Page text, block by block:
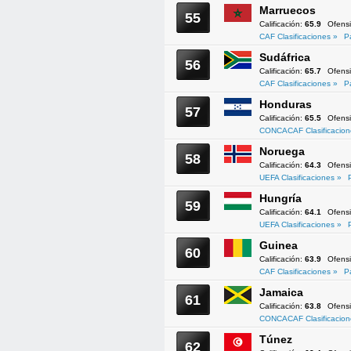
55 Marruecos
Calificación: 65.9
CAF Clasificaciones »
56 Sudáfrica
Calificación: 65.7
CAF Clasificaciones »
57 Honduras
Calificación: 65.5
CONCACAF
58 Noruega
Calificación: 64.3
UEFA Clasificaciones »
59 Hungría
Calificación: 64.1
UEFA Clasificaciones »
60 Guinea
Calificación: 63.9
CAF Clasificaciones »
61 Jamaica
Calificación: 63.8
CONCACAF
62 Túnez